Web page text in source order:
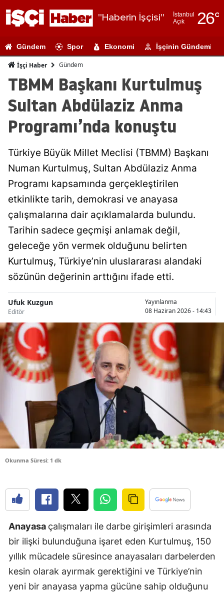
"Haberin İşçisi"
İstanbul
Açık
26°
Adıyaman
Ağrı
Antalya
Artvin
Balıkesir
Bingöl
Bolu
Çorum
Denizli
Diyarbakır
Erzincan
Erzurum
Eskişehir
Gaziantep
Giresun
Gündem Spor Ekonomi İşçinin Gündemi
İşçi Haber Gündem
TBMM Başkanı Kurtulmuş
Sultan Abdülaziz Anma
Programı’nda konuştu
Türkiye Büyük Millet Meclisi (TBMM) Başkanı
Numan Kurtulmuş, Sultan Abdülaziz Anma
Programı kapsamında gerçekleştirilen
etkinlikte tarih, demokrasi ve anayasa
çalışmalarına dair açıklamalarda bulundu.
Tarihin sadece geçmişi anlamak değil,
geleceğe yön vermek olduğunu belirten
Kurtulmuş, Türkiye’nin uluslararası alandaki
sözünün değerinin arttığını ifade etti.
Ufuk Kuzgun
Editör
Yayınlanma
08 Haziran 2026 - 14:43
Okunma Süresi: 1 dk
Anayasa çalışmaları ile darbe girişimleri arasında
bir ilişki bulunduğuna işaret eden Kurtulmuş, 150
yıllık mücadele süresince anayasaları darbelerden
kesin olarak ayırmak gerektiğini ve Türkiye’nin
yeni bir anayasa yapma gücüne sahip olduğunu